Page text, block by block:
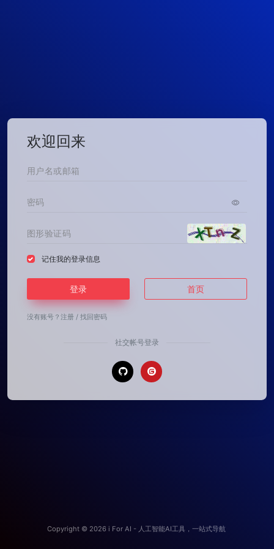
欢迎回来
记住我的登录信息
登录 首页
没有账号？ 注册 / 找回密码
社交帐号登录
Copyright © 2026 i For AI - 人工智能AI工具，一站式导航